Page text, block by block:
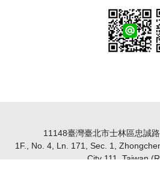
11148臺灣臺北市士林區忠誠
1F., No. 4, Ln. 171, Sec. 1,
City 111, Taiwan